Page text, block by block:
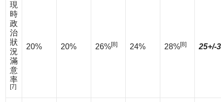
現
時
政
治
狀
況
滿
意
率
[7]
20% 20% 26%[8] 24% 28%[8] 25+/-